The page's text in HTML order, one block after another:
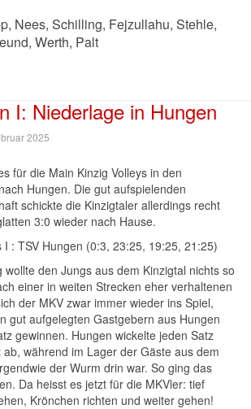
Nees, Schilling, Fejzullahu, Stehle,
Werth, Palt
I: Niederlage in Hungen
2025
für die Main Kinzig Volleys in den
Hungen. Die gut aufspielenden
schickte die Kinzigtaler allerdings recht
3:0 wieder nach Hause.
I : TSV Hungen (0:3, 23:25, 19:25, 21:25)
wollte den Jungs aus dem Kinzigtal nichts so
einer in weiten Strecken eher verhaltenen
der MKV zwar immer wieder ins Spiel,
gut aufgelegten Gastgebern aus Hungen
gewinnen. Hungen wickelte jeden Satz
während im Lager der Gäste aus dem
der Wurm drin war. So ging das
Da heisst es jetzt für die MKVler: tief
Krönchen richten und weiter gehen!